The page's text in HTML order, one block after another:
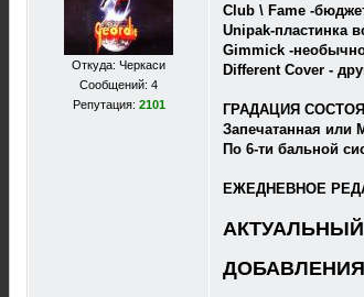
Откуда: Черкаси
Сообщений: 4
Репутация: 2101
Club \ Fame -
Unipak-пластинка
Gimmick -
Different Cover -
ГРАДАЦИЯ
Запечатанная или
По 6-ти бальной
ЕЖЕДНЕВНОЕ
АКТУАЛЬНЫЙ
ДОБАВЛЕНИЯ